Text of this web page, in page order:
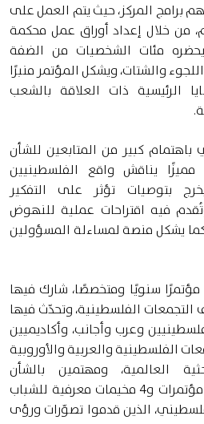
برامج المركز، حيث يتم العمل على
من خلال إعداد أوراق عمل محكمة
مئات الشخصيات من الضفة
48 وأماكن اللجوء والشتات، ويشكل المؤتمر منبرًا
الرئيسية ذات العلاقة بالشعب
كبير من المتابعين للشأن
مميزًا يناقش واقع الفلسطينيين
بتوصيات تؤثر على التفكير
فيه اقتراحات عملية للنهوض
يشكل منصة لمساءلة المسؤولين
نظّم المركز منذ تأسيسه 23 مؤتمرًا سنويًا ومتخصصًا، شارك فيها
الفلسطينية، وتحدّث فيها
وعرب وأجانب، وأكاديميين
الفلسطينية والعربية والأوروبية
العالمية، ومهتمين بالشأن
الفلسطيني. وقد خصصت 3 مؤتمرات و4 مخيمات معرفية للشباب
الذين قدموا تصوّرات ورؤى